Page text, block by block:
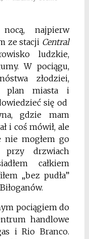
najpierw
ze stacji Central
ludzkie,
W pociągu,
złodziei,
plan miasta i
się od
gdzie mam
i coś mówił, ale
nie mogłem go
przy drzwiach
całkiem
„bez pudła”
pociągiem do
handlowe
i Rio Branco.